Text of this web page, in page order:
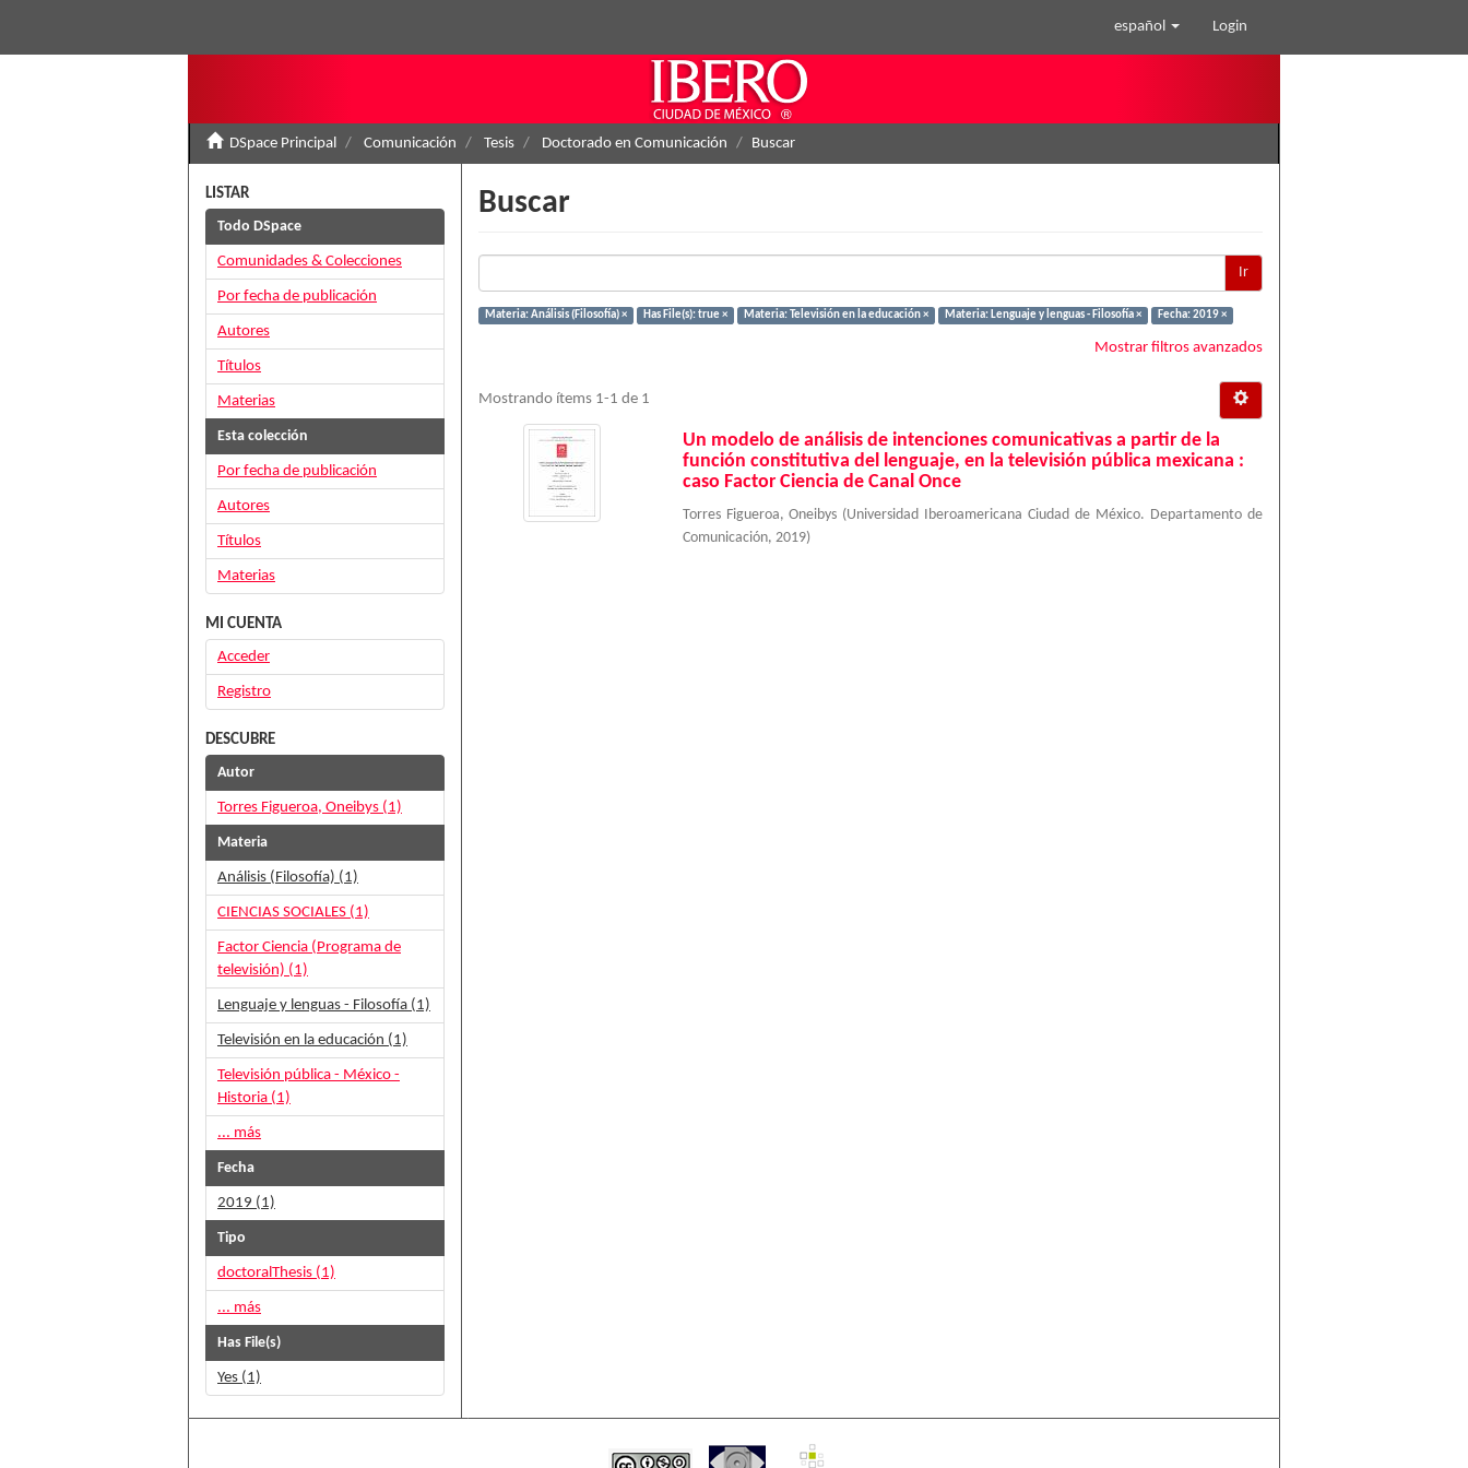
español Login
DSpace Principal Comunicación Tesis Doctorado en Comunicación Buscar
Buscar
Ir
Materia: Análisis (Filosofía) × Has File(s): true × Materia: Televisión en la educación × Materia: Lenguaje y lenguas - Filosofía × Fecha: 2019 ×
Mostrar filtros avanzados
Mostrando ítems 1-1 de 1
Un modelo de análisis de intenciones comunicativas a partir de la
función constitutiva del lenguaje, en la televisión pública mexicana :
caso Factor Ciencia de Canal Once
Torres Figueroa, Oneibys (Universidad Iberoamericana Ciudad de México. Departamento de
Comunicación, 2019)
LISTAR
Todo DSpace
Comunidades & Colecciones
Por fecha de publicación
Autores
Títulos
Materias
Esta colección
Por fecha de publicación
Autores
Títulos
Materias
MI CUENTA
Acceder
Registro
DESCUBRE
Autor
Torres Figueroa, Oneibys (1)
Materia
Análisis (Filosofía) (1)
CIENCIAS SOCIALES (1)
Factor Ciencia (Programa de
televisión) (1)
Lenguaje y lenguas - Filosofía (1)
Televisión en la educación (1)
Televisión pública - México -
Historia (1)
... más
Fecha
2019 (1)
Tipo
doctoralThesis (1)
... más
Has File(s)
Yes (1)